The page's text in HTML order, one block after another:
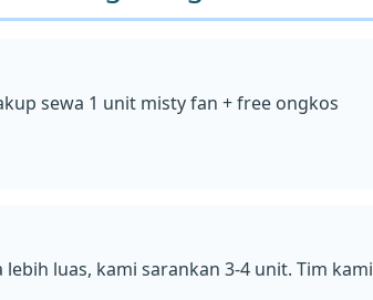
sewa 1 unit misty fan + free ongkos
luas, kami sarankan 3-4 unit. Tim kami